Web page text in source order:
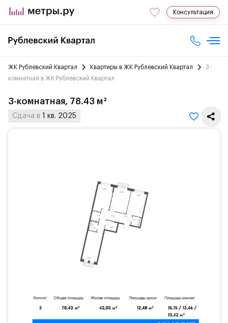
Консультация
ЖК Рублевский Квартал Квартиры в ЖК Рублевский Квартал
3-
комнатная в ЖК Рублевский Квартал
3-комнатная, 78.43 м²
Сдача в 1 кв. 2025